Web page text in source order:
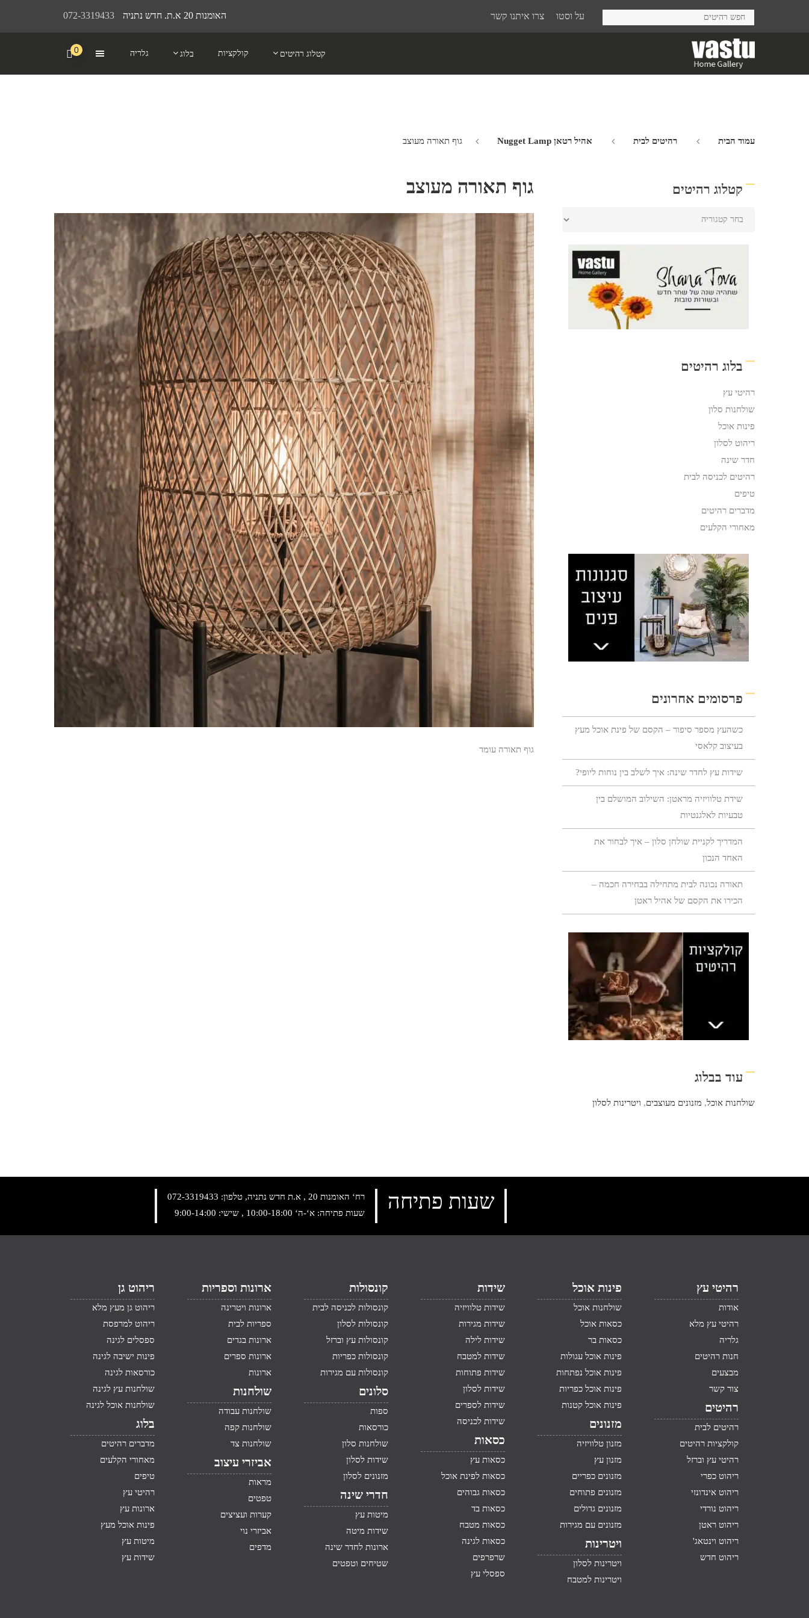
072-3319433 האומנות 20 א.ת. חדש נתניה על וסטו צרו איתנו קשר
קטלוג רהיטים קולקציות בלוג גלריה 0
עמוד הבית רהיטים לבית אהיל רטאן Nugget Lamp גוף תאורה מעוצב
גוף תאורה מעוצב
גוף תאורה עומד
קטלוג רהיטים
בלוג רהיטים
רהיטי עץ
שולחנות סלון
פינות אוכל
ריהוט לסלון
חדר שינה
רהיטים לכניסה לבית
טיפים
מדברים רהיטים
מאחורי הקלעים
פרסומים אחרונים
כשהעץ מספר סיפור – הקסם של פינת אוכל מעץ
בעיצוב קלאסי
שידות עץ לחדר שינה: איך לשלב בין נוחות ליופי?
שידת טלוויזיה מראטן: השילוב המושלם בין
טבעיות לאלגנטיות
המדריך לקניית שולחן סלון – איך לבחור את
האחד הנכון
תאורה נכונה לבית מתחילה בבחירה חכמה –
הכירו את הקסם של אהיל ראטן
עוד בבלוג
שולחנות אוכל, מזנונים מעוצבים, ויטרינות לסלון
רח‘ האומנות 20 , א.ת חדש נתניה, טלפון:
072-3319433
שעות פתיחה: א‘-ה‘ 10:00-18:00 , שישי: 9:00-14:00
שעות פתיחה
רהיטי עץ
אודות
רהיטי עץ מלא
גלריה
חנות רהיטים
מבצעים
צור קשר
רהיטים
רהיטים לבית
קולקציות רהיטים
רהיטי עץ וברזל
ריהוט כפרי
ריהוט אינדונזי
ריהוט נורדי
ריהוט ראטן
ריהוט וינטאג'
ריהוט חדש
פינות אוכל
שולחנות אוכל
כסאות אוכל
כסאות בר
פינות אוכל עגולות
פינות אוכל נפתחות
פינות אוכל כפריות
פינות אוכל קטנות
מזנונים
מזנון טלוויזיה
מזנון עץ
מזנונים כפריים
מזנונים פתוחים
מזנונים גדולים
מזנונים עם מגירות
ויטרינות
ויטרינות לסלון
ויטרינות למטבח
שידות
שידות טלוויזיה
שידות מגירות
שידות לילה
שידות למטבח
שידות פתוחות
שידות לסלון
שידות לספרים
שידות לכניסה
כסאות
כסאות עץ
כסאות לפינת אוכל
כסאות גבוהים
כסאות בד
כסאות מטבח
כסאות לגינה
שרפרפים
ספסלי עץ
קונסולות
קונסולות לכניסה לבית
קונסולות לסלון
קונסולות עץ וברזל
קונסולות כפריות
קונסולות עם מגירות
סלונים
ספות
כורסאות
שולחנות סלון
שידות לסלון
מזנונים לסלון
חדרי שינה
מיטות עץ
שידות מיטה
ארונות לחדר שינה
שטיחים וטפטים
ארונות וספריות
ארונות ויטרינה
ספריות לבית
ארונות בגדים
ארונות ספרים
ארונות
שולחנות
שולחנות עבודה
שולחנות קפה
שולחנות צד
אביזרי עיצוב
מראות
טפטים
קערות ועציצים
אביזרי נוי
מדפים
ריהוט גן
ריהוט גן מעץ מלא
ריהוט למרפסת
ספסלים לגינה
פינות ישיבה לגינה
כורסאות לגינה
שולחנות עץ לגינה
שולחנות אוכל לגינה
בלוג
מדברים רהיטים
מאחורי הקלעים
טיפים
רהיטי עץ
ארונות עץ
פינות אוכל מעץ
מיטות עץ
שידות עץ